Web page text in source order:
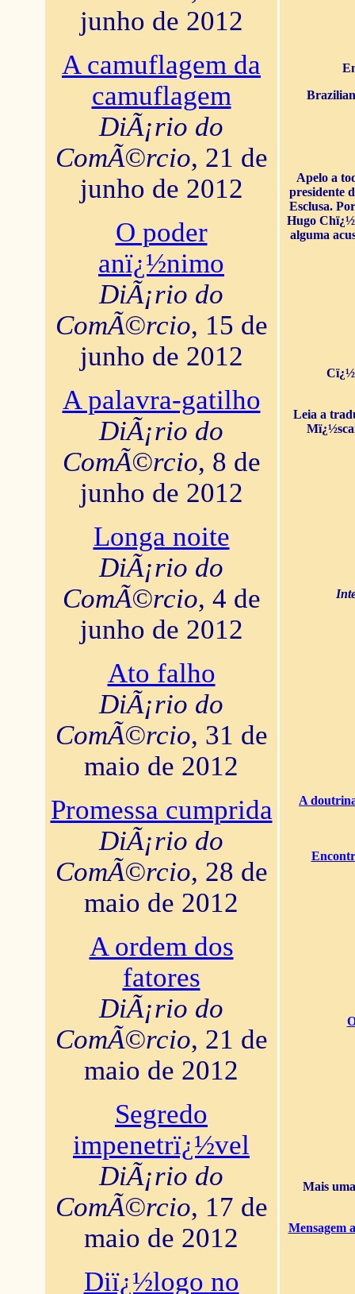
junho de 2012
A camuflagem da
camuflagem
DiÃ¡rio do
ComÃ©rcio, 21 de
junho de 2012
O poder
anï¿½nimo
DiÃ¡rio do
ComÃ©rcio, 15 de
junho de 2012
A palavra-gatilho
DiÃ¡rio do
ComÃ©rcio, 8 de
junho de 2012
Longa noite
DiÃ¡rio do
ComÃ©rcio, 4 de
junho de 2012
Ato falho
DiÃ¡rio do
ComÃ©rcio, 31 de
maio de 2012
Promessa cumprida
DiÃ¡rio do
ComÃ©rcio, 28 de
maio de 2012
A ordem dos
fatores
DiÃ¡rio do
ComÃ©rcio, 21 de
maio de 2012
Segredo
impenetrï¿½vel
DiÃ¡rio do
ComÃ©rcio, 17 de
maio de 2012
Diï¿½logo no
Apelo a
presidente
Esclusa.
Hugo
alguma
Leia a
A
Mais
Mensagem